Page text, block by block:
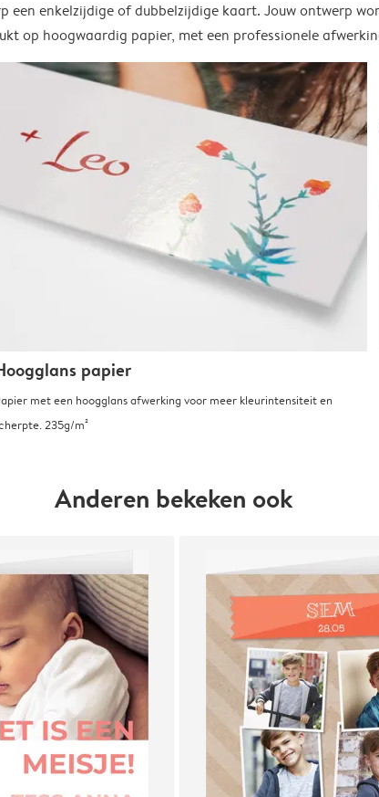
een enkelzijdige of dubbelzijdige kaart. Jouw ontwerp
op hoogwaardig papier, met een professionele
papier
met een hoogglans afwerking voor meer kleurintensiteit en
235g/m²
Anderen bekeken ook